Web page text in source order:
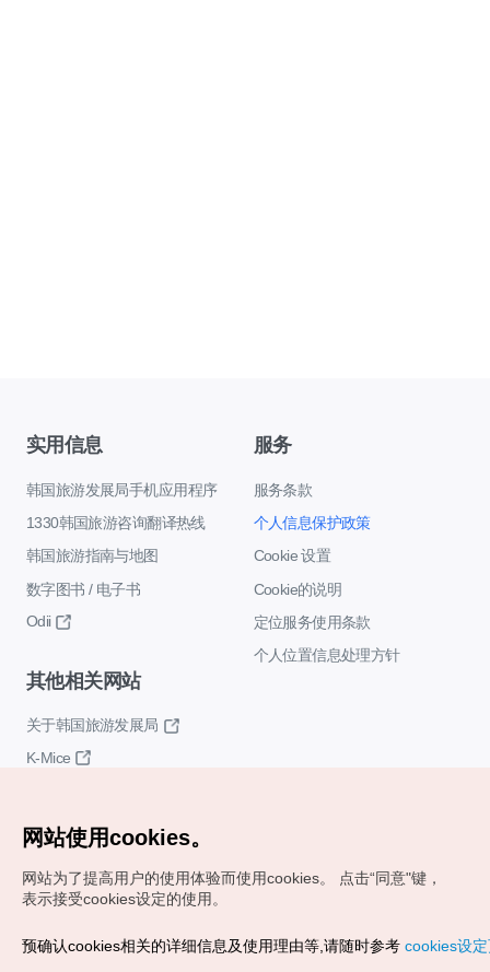
实用信息
韩国旅游发展局手机应用程序
1330韩国旅游咨询翻译热线
韩国旅游指南与地图
数字图书 / 电子书
Odii
服务
服务条款
个人信息保护政策
Cookie 设置
Cookie的说明
定位服务使用条款
个人位置信息处理方针
其他相关网站
关于韩国旅游发展局
K-Mice
Copyrights (c) 韩国旅游发展局版权所有
网站使用cookies。
网站为了提高用户的使用体验而使用cookies。
点击“同意"键，
表示接受cookies设定的使用。
预确认cookies相关的详细信息及使用理由等,请随时参考 cookies设